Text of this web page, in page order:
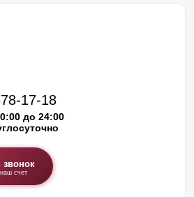
17-18
до 24:00
звонок
счет